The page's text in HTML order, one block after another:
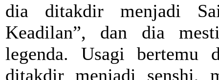
dia ditakdir menjadi
Keadilan”, dan dia
legenda. Usagi bertemu
ditakdir menjadi senshi,